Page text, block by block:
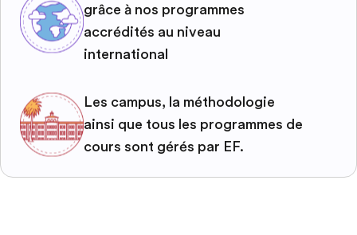
grâce à nos programmes
accrédités au niveau
international
Les campus, la méthodologie
ainsi que tous les programmes de
cours sont gérés par EF.